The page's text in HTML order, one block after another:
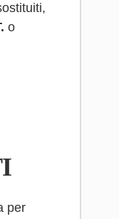
o
per